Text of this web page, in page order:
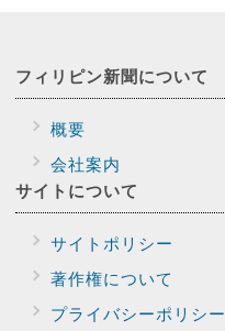
フィリピン新聞について
概要
会社案内
サイトについて
サイトポリシー
著作権について
プライバシーポリシー